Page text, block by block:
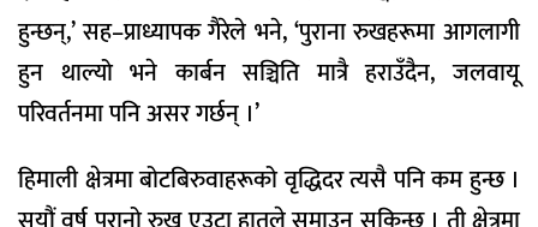
हुन्छन्,’ सह–प्राध्यापक गैरेले भने, ‘पुराना रुखहरूमा आगलागी
हुन थाल्यो भने कार्बन सञ्चिति मात्रै हराउँदैन, जलवायू
परिवर्तनमा पनि असर गर्छन् ।’
हिमाली क्षेत्रमा बोटबिरुवाहरूको वृद्धिदर त्यसै पनि कम हुन्छ ।